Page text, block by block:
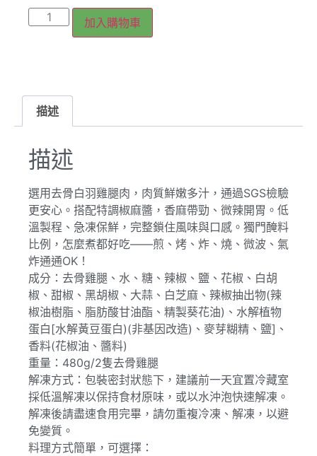
加入購物車
描述
描述
選用去骨白羽雞腿肉，肉質鮮嫩多汁，通過SGS檢驗
更安心。搭配特調椒麻醬，香麻帶勁、微辣開胃。低
溫製程、急凍保鮮，完整鎖住風味與口感。獨門醃料
比例，怎麼煮都好吃——煎、烤、炸、燒、微波、氣
炸通通OK！
成分：去骨雞腿、水、糖、辣椒、鹽、花椒、白胡
椒、甜椒、黑胡椒、大蒜、白芝麻、辣椒抽出物(辣
椒油樹脂、脂肪酸甘油酯、精製葵花油)、水解植物
蛋白[水解黃豆蛋白)(非基因改造)、麥芽糊精、鹽]、
香料(花椒油、醬料)
重量：480g/2隻去骨雞腿
解凍方式：包裝密封狀態下，建議前一天宜置冷藏室
採低溫解凍以保持食材原味，或以水沖泡快速解凍。
解凍後請盡速食用完畢，請勿重複冷凍、解凍，以避
免變質。
料理方式簡單，可選擇：